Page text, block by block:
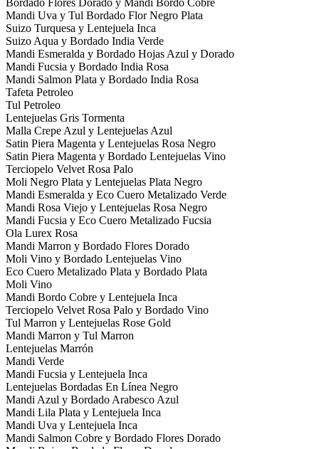
Mandi Uva y Tul Bordado Flor Negro Plata
Suizo Turquesa y Lentejuela Inca
Suizo Aqua y Bordado India Verde
Mandi Esmeralda y Bordado Hojas Azul y Dorado
Mandi Fucsia y Bordado India Rosa
Mandi Salmon Plata y Bordado India Rosa
Tafeta Petroleo
Tul Petroleo
Lentejuelas Gris Tormenta
Malla Crepe Azul y Lentejuelas Azul
Satin Piera Magenta y Lentejuelas Rosa Negro
Satin Piera Magenta y Bordado Lentejuelas Vino
Terciopelo Velvet Rosa Palo
Moli Negro Plata y Lentejuelas Plata Negro
Mandi Esmeralda y Eco Cuero Metalizado Verde
Mandi Rosa Viejo y Lentejuelas Rosa Negro
Mandi Fucsia y Eco Cuero Metalizado Fucsia
Ola Lurex Rosa
Mandi Marron y Bordado Flores Dorado
Moli Vino y Bordado Lentejuelas Vino
Eco Cuero Metalizado Plata y Bordado Plata
Moli Vino
Mandi Bordo Cobre y Lentejuela Inca
Terciopelo Velvet Rosa Palo y Bordado Vino
Tul Marron y Lentejuelas Rose Gold
Mandi Marron y Tul Marron
Lentejuelas Marrón
Mandi Verde
Mandi Fucsia y Lentejuela Inca
Lentejuelas Bordadas En Línea Negro
Mandi Azul y Bordado Arabesco Azul
Mandi Lila Plata y Lentejuela Inca
Mandi Uva y Lentejuela Inca
Mandi Salmon Cobre y Bordado Flores Dorado